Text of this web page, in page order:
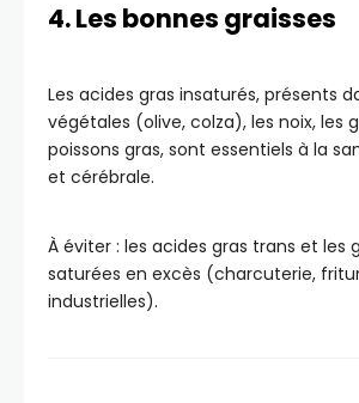
4. Les bonnes graisses
Les acides gras insaturés, présents
végétales (olive, colza), les noix, les
poissons gras, sont essentiels à la
et cérébrale.
À éviter : les acides gras trans et les
saturées en excès (charcuterie,
industrielles).